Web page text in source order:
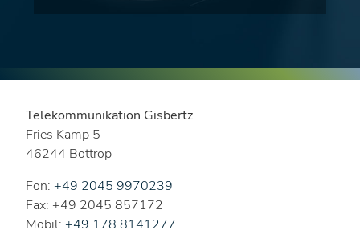
Telekommunikation Gisbertz
Fries Kamp 5
46244 Bottrop
Fon: +49 2045 9970239
Fax: +49 2045 857172
Mobil: +49 178 8141277